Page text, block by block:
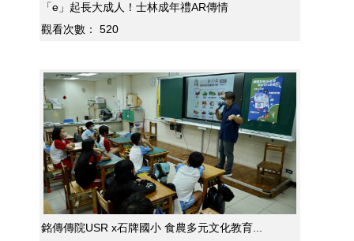
「e」起長大成人！士林成年禮AR傳情
觀看次數：
520
銘傳傳院USR x石牌國小 食農多元文化教育...